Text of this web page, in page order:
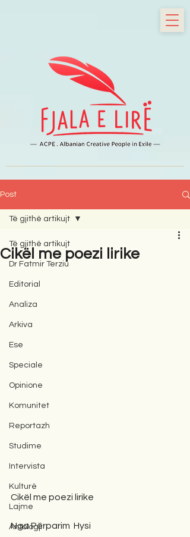
Post
Të gjithë artikujt
Dr Fatmir Terziu
Editorial
Analiza
Arkiva
Ese
Speciale
Opinione
Komunitet
Reportazh
Studime
Intervista
Kulturë
Lajme
Antologji
Të gjithë artikujt
Cikël me poezi lirike
Cikël me poezi lirike
Nga Përparim  Hysi